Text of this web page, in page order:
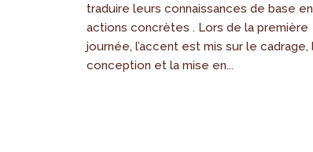
traduire leurs connaissances de base en
actions concrètes . Lors de la première
journée, l’accent est mis sur le cadrage,
conception et la mise en...